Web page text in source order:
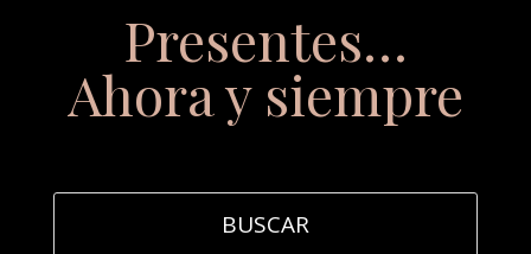
Presentes…
Ahora y siempre